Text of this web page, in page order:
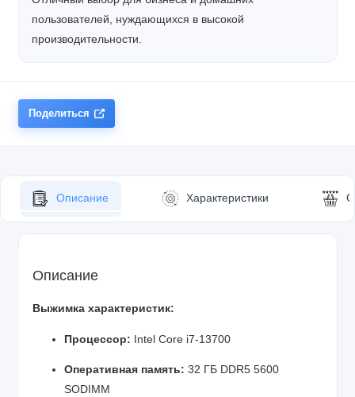
пользователей, нуждающихся в высокой
производительности.
Поделиться
Описание Характеристики
Описание
Выжимка характеристик:
Процессор: Intel Core i7-13700
Оперативная память: 32 ГБ DDR5 5600
SODIMM